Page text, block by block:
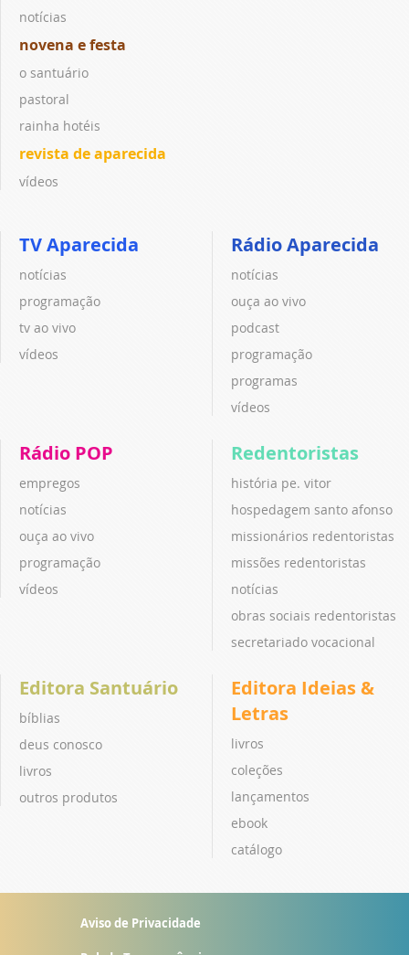
notícias
novena e festa
o santuário
pastoral
rainha hotéis
revista de aparecida
vídeos
TV Aparecida
notícias
programação
tv ao vivo
vídeos
Rádio Aparecida
notícias
ouça ao vivo
podcast
programação
programas
vídeos
Rádio POP
empregos
notícias
ouça ao vivo
programação
vídeos
Redentoristas
história pe. vitor
hospedagem santo afonso
missionários redentoristas
missões redentoristas
notícias
obras sociais redentoristas
secretariado vocacional
Editora Santuário
bíblias
deus conosco
livros
outros produtos
Editora Ideias &
Letras
livros
coleções
lançamentos
ebook
catálogo
Aviso de Privacidade